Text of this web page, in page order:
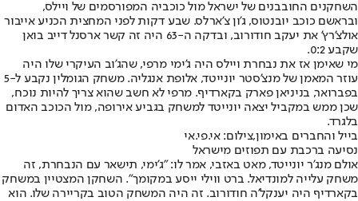
השחקנים החובבנים של ישראל מול כוכביה המפורסמים של ויילס,
ובראשם כוכב יובנטוס, ג'ון צ'ארלס. שבע דקות לפני המחצית הכניע אייבור
אולצ'רץ' את יעקב חודורוב, ובדקה ה-63 היה זה קשר ארסנל דייב בואן
שקבע 0:2.
מי שאימן אז את נבחרת ויילס היה ג'ימי מרפי, שהג'וב העיקרי שלו היה
עוזר המאמן של מנצ'סטר יונייטד, אלופת אנגליה. משחק הגומלין נקבע ל-5
בפברואר, בניניאן פארק בקארדיף. מרפי לא חשב שהוא צריך להיות נוכח,
שכן ממש במקביל יצאה יונייטד למשחק בגביע אירופה, מול הכוכב האדום
בלגרד.
בייל והחברים באימון,צילום: אי.פי.אי
נסיעה ברכבת עם תפוזים מישראל
אולם מנג'ר יונייטד, מאט באזבי, אמר לו: "ג'ימי, תישאר עם הנבחרת, זה
משחק עלייה למונדיאל. ברט ווילי ייסע במקומך". השחקן המצטיין במשחק
בקארדיף היה יענקל'ה חודורוב. זה היה המשחק הטוב בקריירה שלו. הוא